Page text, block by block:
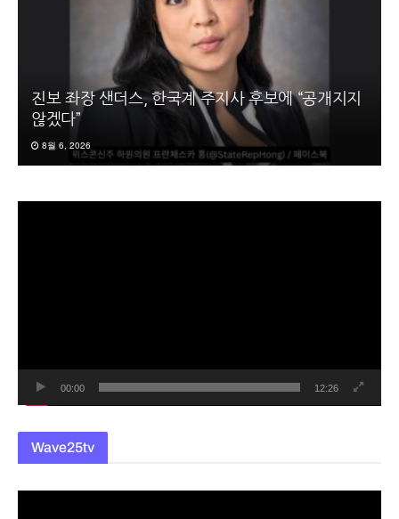
진보 좌장 샌더스, 한국계 주지사 후보에 “공개지지
않겠다”
8월 6, 2026
00:00 12:26
Wave25tv